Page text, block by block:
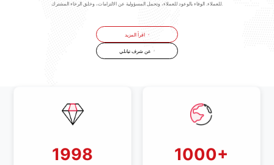
للعملاء. الوفاء بالوعود للعملاء، وتحمل المسؤولية عن الالتزامات، وخلق الرخاء المشترك.
اقرأ المزيد
عن شرف تيانلي
1998 1000+